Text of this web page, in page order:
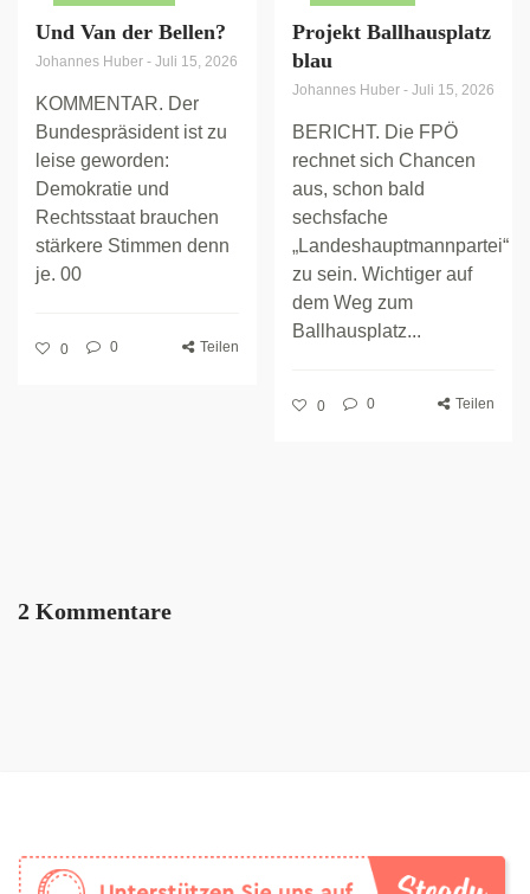
Und Van der Bellen?
Johannes Huber - Juli 15, 2026
KOMMENTAR. Der
Bundespräsident ist zu
leise geworden:
Demokratie und
Rechtsstaat brauchen
stärkere Stimmen denn
je. 00
0 0 Teilen
Projekt Ballhausplatz
blau
Johannes Huber - Juli 15, 2026
BERICHT. Die FPÖ
rechnet sich Chancen
aus, schon bald
sechsfache
„Landeshauptmannpartei“
zu sein. Wichtiger auf
dem Weg zum
Ballhausplatz...
0 0 Teilen
2 Kommentare